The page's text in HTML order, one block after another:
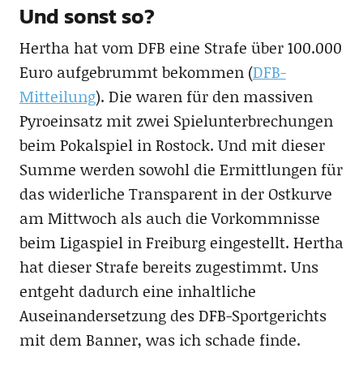
Und sonst so?
Hertha hat vom DFB eine Strafe über 100.000
Euro aufgebrummt bekommen (DFB-
Mitteilung). Die waren für den massiven
Pyroeinsatz mit zwei Spielunterbrechungen
beim Pokalspiel in Rostock. Und mit dieser
Summe werden sowohl die Ermittlungen für
das widerliche Transparent in der Ostkurve
am Mittwoch als auch die Vorkommnisse
beim Ligaspiel in Freiburg eingestellt. Hertha
hat dieser Strafe bereits zugestimmt. Uns
entgeht dadurch eine inhaltliche
Auseinandersetzung des DFB-Sportgerichts
mit dem Banner, was ich schade finde.